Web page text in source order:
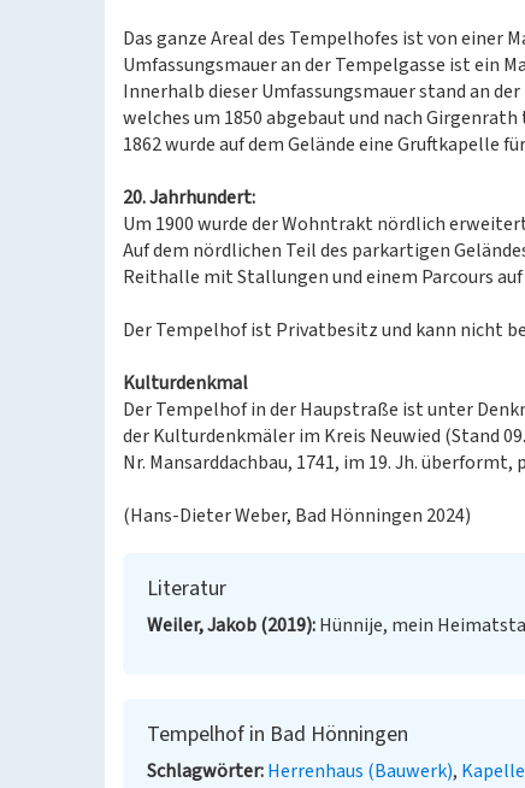
Das ganze Areal des Tempelhofes ist von einer
Umfassungsmauer an der Tempelgasse ist ein
Innerhalb dieser Umfassungsmauer stand an
welches um 1850 abgebaut und nach
1862 wurde auf dem Gelände eine Gruftkapelle
20. Jahrhundert:
Um 1900 wurde der Wohntrakt nördlich
Auf dem nördlichen Teil des parkartigen
Reithalle mit Stallungen und einem Parcours
Der Tempelhof ist Privatbesitz und kann nicht
Kulturdenkmal
Der Tempelhof in der Haupstraße ist unter
der Kulturdenkmäler im Kreis Neuwied (Stand
Nr. Mansarddachbau, 1741, im 19. Jh.
(Hans-Dieter Weber, Bad Hönningen 2024)
Literatur
Weiler, Jakob (2019) Hünnije, mein
Tempelhof in Bad Hönningen
Schlagwörter Herrenhaus (Bauwerk)